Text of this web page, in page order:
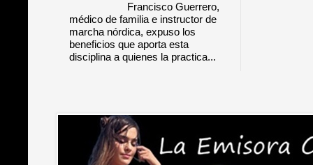
Francisco Guerrero,
médico de familia e instructor de
marcha nórdica, expuso los
beneficios que aporta esta
disciplina a quienes la practica...